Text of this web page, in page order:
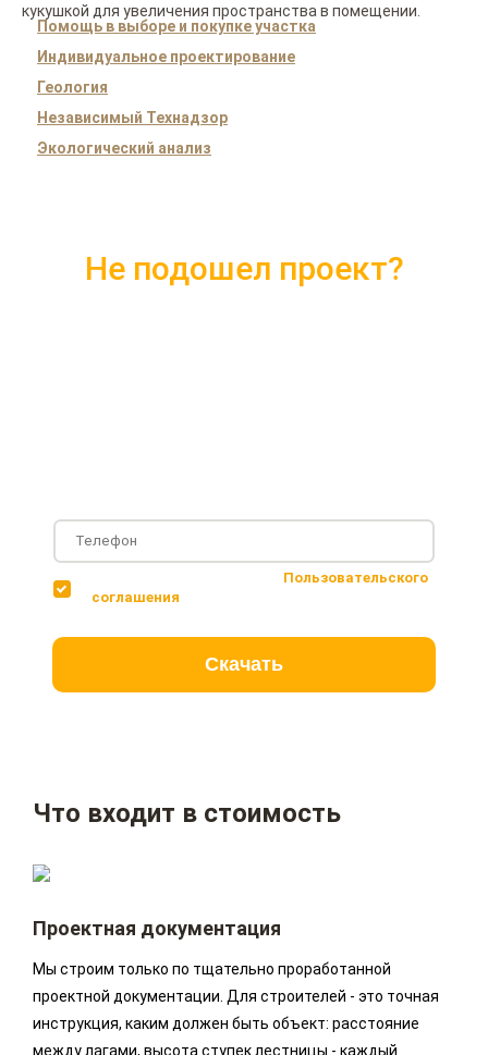
кукушкой для увеличения пространства в помещении.
Помощь в выборе и покупке участка
Индивидуальное проектирование
Геология
Независимый Технадзор
Экологический анализ
Не подошел проект?
Пользовательского
соглашения
Скачать
Что входит в стоимость
Проектная документация
Мы строим только по тщательно проработанной
проектной документации. Для строителей - это точная
инструкция, каким должен быть объект: расстояние
между лагами, высота ступек лестницы - каждый